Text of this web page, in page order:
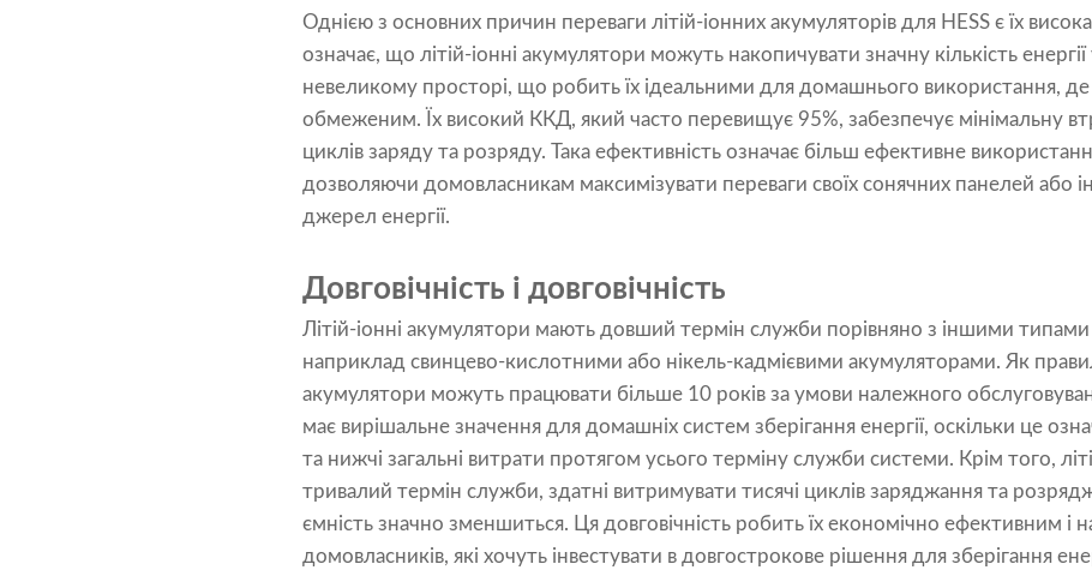
Однією з основних причин переваги літій-іонних акумуляторів для HESS є їх висока
означає, що літій-іонні акумулятори можуть накопичувати значну кількість енергії
невеликому просторі, що робить їх ідеальними для домашнього використання,
обмеженим. Їх високий ККД, який часто перевищує 95%, забезпечує мінімальну
циклів заряду та розряду. Така ефективність означає більш ефективне
дозволяючи домовласникам максимізувати переваги своїх сонячних панелей або
джерел енергії.
Довговічність і довговічність
Літій-іонні акумулятори мають довший термін служби порівняно з іншими типами
наприклад свинцево-кислотними або нікель-кадмієвими акумуляторами. Як
акумулятори можуть працювати більше 10 років за умови належного
має вирішальне значення для домашніх систем зберігання енергії, оскільки це
та нижчі загальні витрати протягом усього терміну служби системи. Крім того,
тривалий термін служби, здатні витримувати тисячі циклів заряджання та
ємність значно зменшиться. Ця довговічність робить їх економічно ефективним і
домовласників, які хочуть інвестувати в довгострокове рішення для зберігання